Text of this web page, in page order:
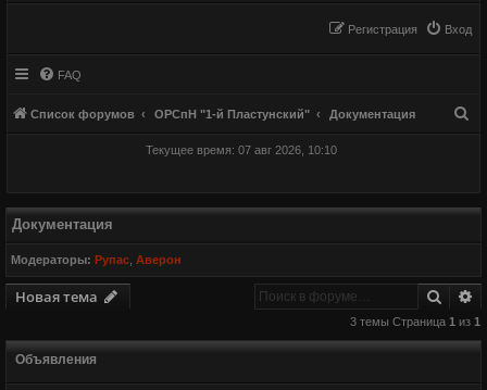
Вход
Регистрация
FAQ
Список форумов ОРСпН "1-й Пластунский" Документация
Текущее время: 07 авг 2026, 10:10
Документация
Модераторы: Рупас ,Аверон
Новая тема Поиск
3 темы Страница 1 из 1
Объявления